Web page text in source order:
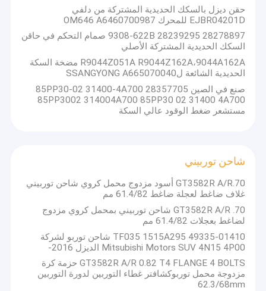
حقن ديزل بالسكك الحديدية المشتركة من دلفي
EJBR04201D للمحرك OM646 A6460700987
28278897 28239295 9308-622B صمام التحكم في حاقن
السكك الحديدية المشتركة الأصلي
R9044Z051A R9044Z162A،9044A162A مضخة السكة
الحديدية الشائعة لSSANGYONG A665070040
صنع في الصين 28357705 85PP30-02 31400-4A700
85PP3002 314004A700 85PP30 02 31400 4A700
مستشعر ضغط الوقود عالي السكة
شاحن توربيني
GT3582R A/R.70 أسود مزدوج محمل كروي شاحن توربيني
غلاف ضاغط لعجلة ضاغط 61.4/82 مم
GT3582R A/R .70 شاحن توربيني بمحمل كروي مزدوج
لضاغط بعجلات 61.4/82 مم
TF035 1515A295 49335-01410 شاحن توربو لشركة
Mitsubishi Motors SUV 4N15 4P00 الديزل 2016-
GT3582R A/R 0.82 T4 FLANGE 4 BOLTS حزمة كرة
مزدوجة محمل توربوكشافتر غطاء التوربين لدورة التوربين
62.3/68mm